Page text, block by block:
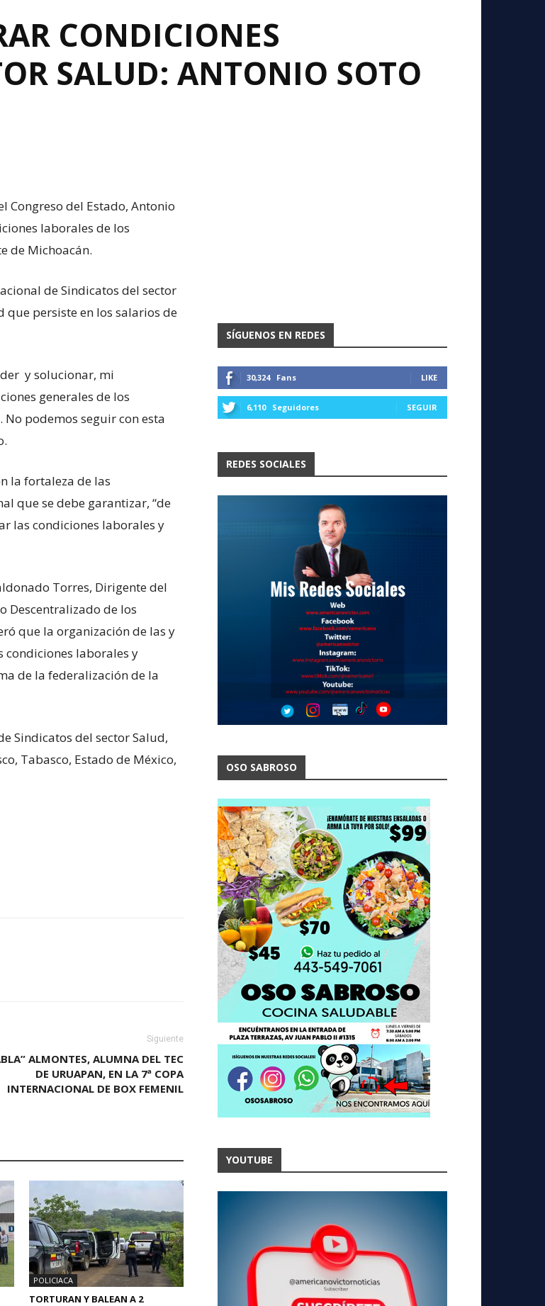
CONDICIONES
SALUD: ANTONIO SOTO
Congreso del Estado, Antonio
laborales de los
de Michoacán.
de Sindicatos del sector
persiste en los salarios de
y solucionar, mi
generales de los
podemos seguir con esta
la fortaleza de las
que se debe garantizar, “de
las condiciones laborales y
Torres, Dirigente del
Descentralizado de los
que la organización de las y
laborales y
de la federalización de la
Sindicatos del sector Salud,
Tabasco, Estado de México,
Siguiente
ALMONTES, ALUMNA DEL TEC
DE URUAPAN, EN LA 7ª COPA
INTERNACIONAL DE BOX FEMENIL
POLICIACA
TORTURAN Y BALEAN A 2
SÍGUENOS EN REDES
30,324 Fans LIKE
6,110 Seguidores SEGUIR
REDES SOCIALES
OSO SABROSO
YOUTUBE